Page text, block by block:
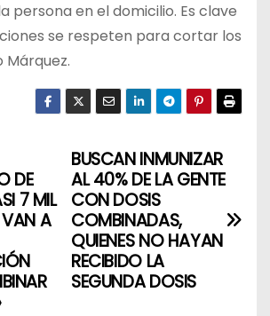
persona en el domicilio. Es clave
se respeten para cortar los
Márquez.
BUSCAN INMUNIZAR
AL 40% DE LA GENTE
CON DOSIS
COMBINADAS,
QUIENES NO HAYAN
RECIBIDO LA
SEGUNDA DOSIS
DE
7 MIL
VAN A